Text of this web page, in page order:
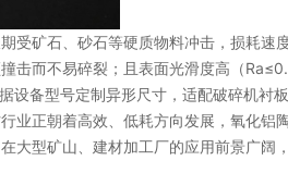
受矿石、砂石等硬质物料冲击，损耗速度
击而不易碎裂；且表面光滑度高（
设备型号定制异形尺寸，适配破碎机衬
业正朝着高效、低耗方向发展，氧化铝
大型矿山、建材加工厂的应用前景广阔